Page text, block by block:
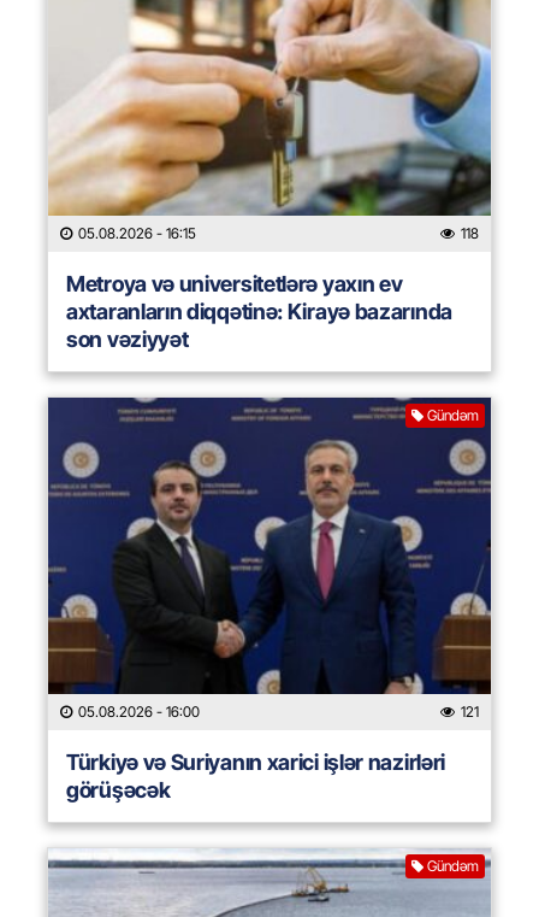
05.08.2026 - 16:15 118
Metroya və universitetlərə yaxın ev
axtaranların diqqətinə: Kirayə bazarında
son vəziyyət
Gündəm
05.08.2026 - 16:00 121
Türkiyə və Suriyanın xarici işlər nazirləri
görüşəcək
Gündəm